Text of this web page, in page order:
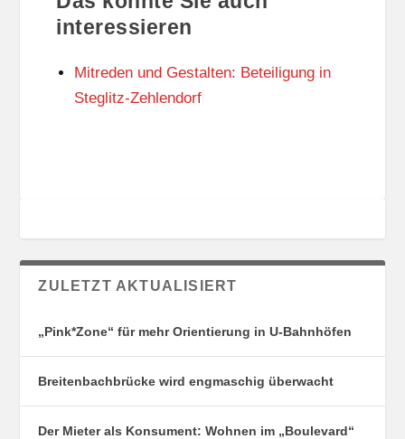
T
U
N
S
O
O
R
N
interessieren
Mitreden und Gestalten: Beteiligung in
Steglitz-Zehlendorf
ZULETZT AKTUALISIERT
„Pink*Zone“ für mehr Orientierung in U-Bahnhöfen
Breitenbachbrücke wird engmaschig überwacht
Der Mieter als Konsument: Wohnen im „Boulevard“